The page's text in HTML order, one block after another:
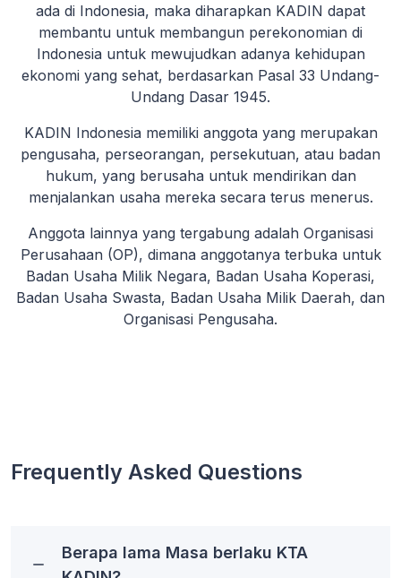
ada di Indonesia, maka diharapkan KADIN dapat
membantu untuk membangun perekonomian di
Indonesia untuk mewujudkan adanya kehidupan
ekonomi yang sehat, berdasarkan Pasal 33 Undang-
Undang Dasar 1945.
KADIN Indonesia memiliki anggota yang merupakan
pengusaha, perseorangan, persekutuan, atau badan
hukum, yang berusaha untuk mendirikan dan
menjalankan usaha mereka secara terus menerus.
Anggota lainnya yang tergabung adalah Organisasi
Perusahaan (OP), dimana anggotanya terbuka untuk
Badan Usaha Milik Negara, Badan Usaha Koperasi,
Badan Usaha Swasta, Badan Usaha Milik Daerah, dan
Organisasi Pengusaha.
Frequently Asked Questions
Berapa lama Masa berlaku KTA